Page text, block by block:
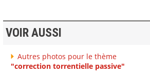
VOIR AUSSI
Autres photos pour le thème
"correction torrentielle passive"